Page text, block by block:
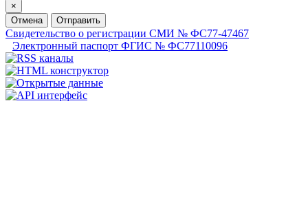
×
Отмена
Отправить
Свидетельство о регистрации СМИ № ФС77-47467
Электронный паспорт ФГИС № ФС77110096